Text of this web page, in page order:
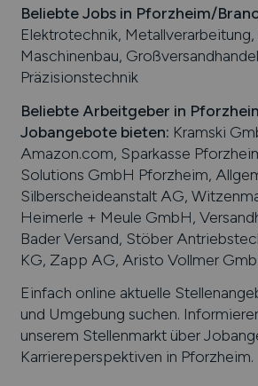
Beliebte Jobs in Pforzheim/
Elektrotechnik,
Maschinenbau,
Präzisionstechnik
Beliebte Arbeitgeber in
Jobangebote bieten: Kramski
Amazon.com, Sparkasse
Solutions GmbH Pforzheim,
Silberscheideanstalt AG,
Heimerle + Meule GmbH,
Bader Versand, Stöber
KG, Zapp AG, Aristo Vollmer
Einfach online aktuelle
und Umgebung suchen.
unserem Stellenmarkt über
Karriereperspektiven in Pforzheim.